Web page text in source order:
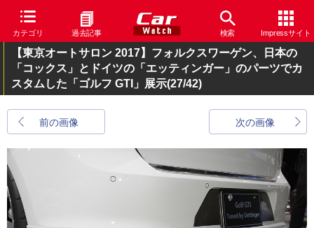
カテゴリ 過去記事 検索 Impressサイト
【東京オートサロン 2017】フォルクスワーゲン、日本の
「コックス」とドイツの「エッティンガー」のパーツでカ
スタムした「ゴルフ GTI」展示(27/42)
前の画像 次の画像